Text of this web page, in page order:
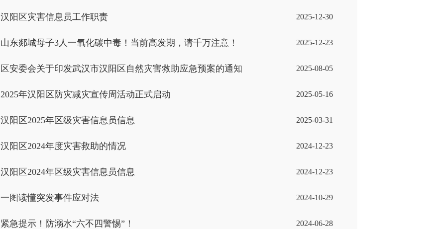
汉阳区灾害信息员工作职责 2025-12-30
山东郯城母子3人一氧化碳中毒！当前高发期，请千万注意！ 2025-12-23
区安委会关于印发武汉市汉阳区自然灾害救助应急预案的通知 2025-08-05
2025年汉阳区防灾减灾宣传周活动正式启动 2025-05-16
汉阳区2025年区级灾害信息员信息 2025-03-31
汉阳区2024年度灾害救助的情况 2024-12-23
汉阳区2024年区级灾害信息员信息 2024-12-23
一图读懂突发事件应对法 2024-10-29
紧急提示！防溺水“六不四警惕”！ 2024-06-28